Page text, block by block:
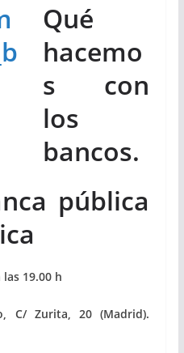
Qué
hacemo
s con
los
bancos.
pública
19.00 h
C/ Zurita, 20 (Madrid).